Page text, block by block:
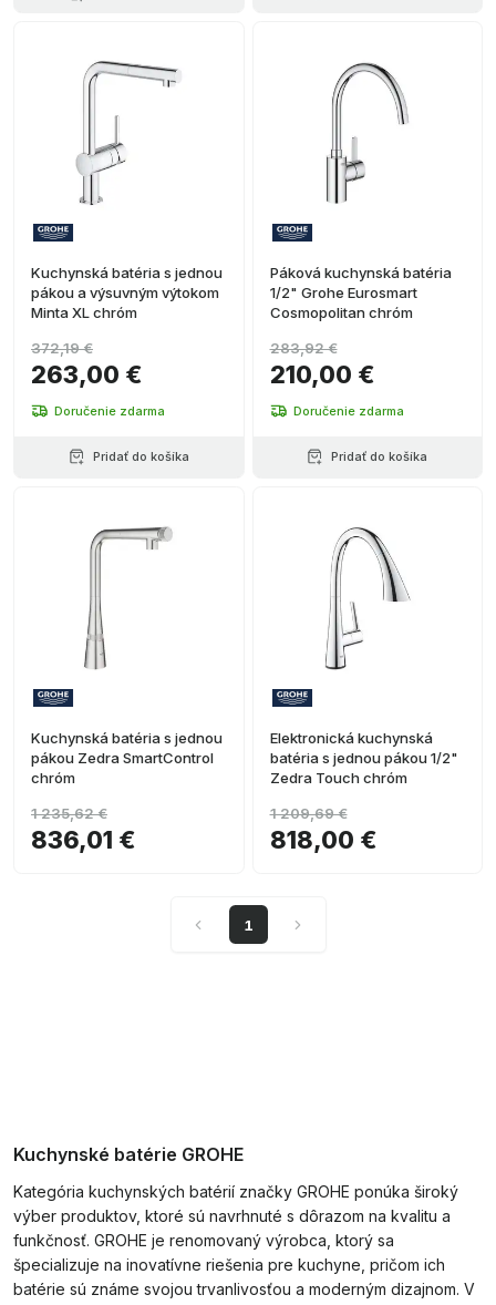
Kuchynská batéria s jednou
pákou a výsuvným výtokom
Minta XL chróm
263,00 €
372,19 €
Doručenie zdarma
Pridať do košíka
Páková kuchynská batéria
1/2" Grohe Eurosmart
Cosmopolitan chróm
210,00 €
283,92 €
Doručenie zdarma
Pridať do košíka
Kuchynská batéria s jednou
pákou Zedra SmartControl
chróm
836,01 €
1 235,62 €
Elektronická kuchynská
batéria s jednou pákou 1/2"
Zedra Touch chróm
818,00 €
1 209,69 €
1
Kuchynské batérie GROHE
Kategória kuchynských batérií značky GROHE ponúka široký
výber produktov, ktoré sú navrhnuté s dôrazom na kvalitu a
funkčnosť. GROHE je renomovaný výrobca, ktorý sa
špecializuje na inovatívne riešenia pre kuchyne, pričom ich
batérie sú známe svojou trvanlivosťou a moderným dizajnom. V